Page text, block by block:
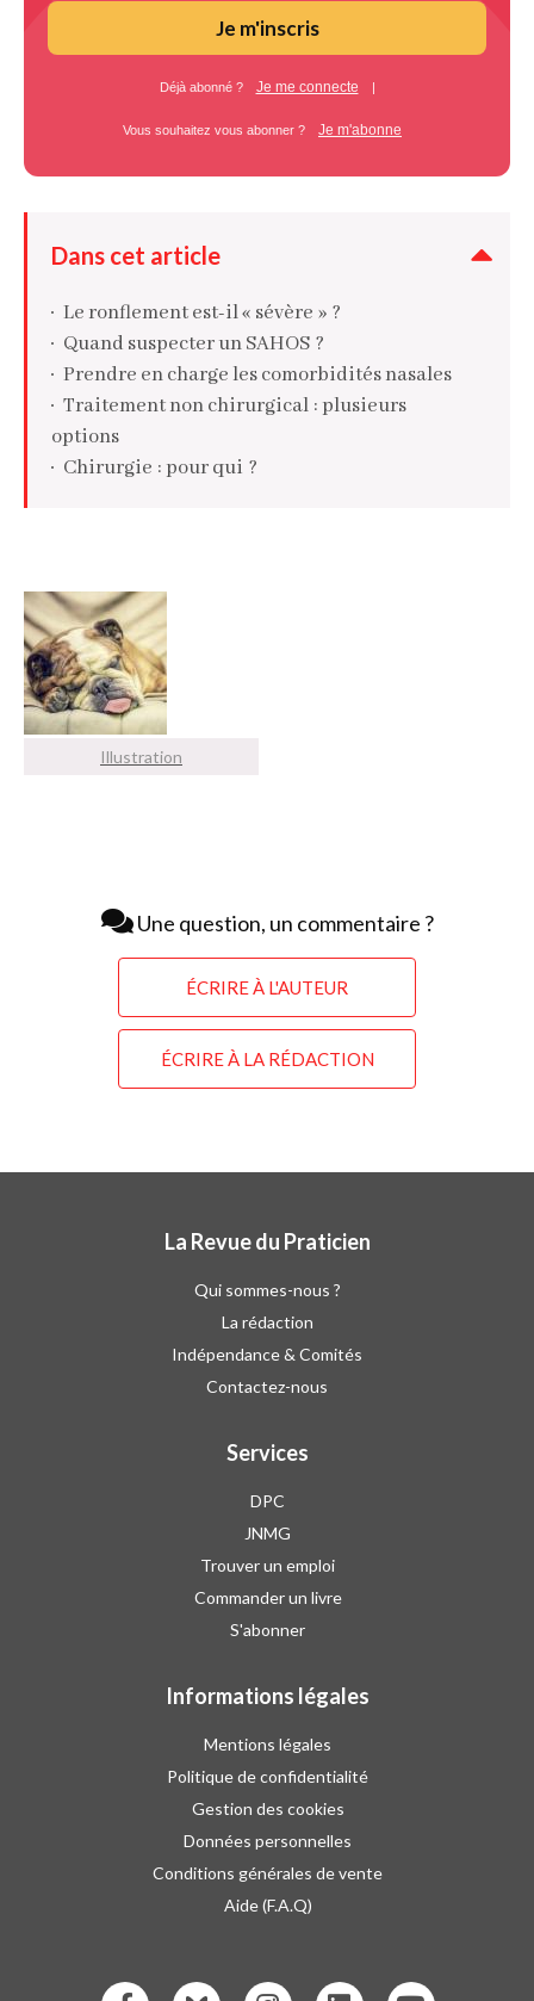
Je m'inscris
Déjà abonné ? Je me connecte |
Vous souhaitez vous abonner ? Je m'abonne
Dans cet article
Le ronflement est-il « sévère » ?
Quand suspecter un SAHOS ?
Prendre en charge les comorbidités nasales
Traitement non chirurgical : plusieurs
options
Chirurgie : pour qui ?
Illustration
Une question, un commentaire ?
ÉCRIRE À L'AUTEUR
ÉCRIRE À LA RÉDACTION
La Revue du Praticien
Qui sommes-nous ?
La rédaction
Indépendance & Comités
Contactez-nous
Services
DPC
JNMG
Trouver un emploi
Commander un livre
S'abonner
Informations légales
Mentions légales
Politique de confidentialité
Gestion des cookies
Données personnelles
Conditions générales de vente
Aide (F.A.Q)